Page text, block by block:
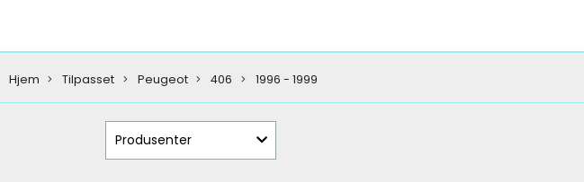
Hjem Tilpasset Peugeot 406 1996 - 1999
Produsenter